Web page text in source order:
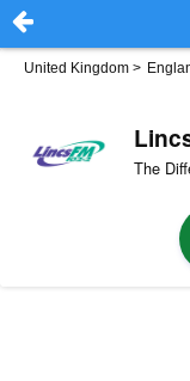
United Kingdom >
The